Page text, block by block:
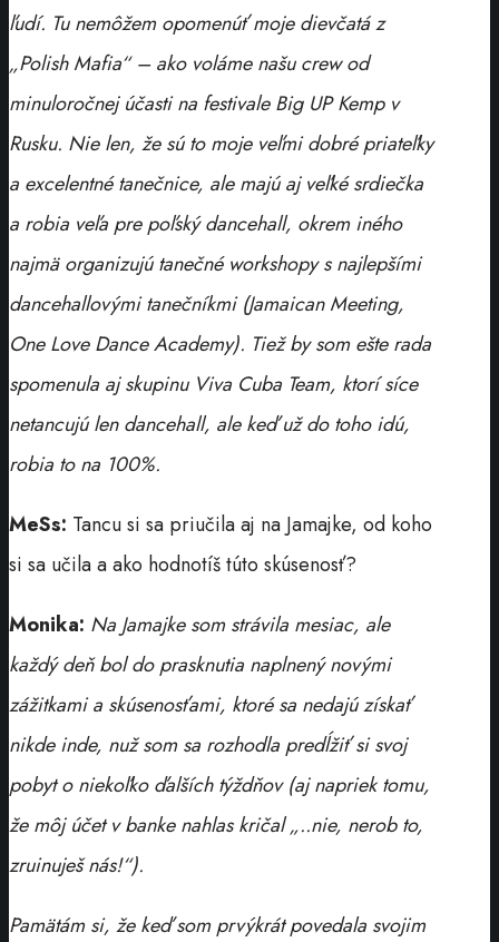
ľudí. Tu nemôžem opomenúť moje dievčatá z
„Polish Mafia“ – ako voláme našu crew od
minuloročnej účasti na festivale Big UP Kemp v
Rusku. Nie len, že sú to moje veľmi dobré priateľky
a excelentné tanečnice, ale majú aj veľké srdiečka
a robia veľa pre poľský dancehall, okrem iného
najmä organizujú tanečné workshopy s najlepšími
dancehallovými tanečníkmi (Jamaican Meeting,
One Love Dance Academy). Tiež by som ešte rada
spomenula aj skupinu Viva Cuba Team, ktorí síce
netancujú len dancehall, ale keď už do toho idú,
robia to na 100%.
MeSs: Tancu si sa priučila aj na Jamajke, od koho
si sa učila a ako hodnotíš túto skúsenosť?
Monika: Na Jamajke som strávila mesiac, ale
každý deň bol do prasknutia naplnený novými
zážitkami a skúsenosťami, ktoré sa nedajú získať
nikde inde, nuž som sa rozhodla predĺžiť si svoj
pobyt o niekoľko ďalších týždňov (aj napriek tomu,
že môj účet v banke nahlas kričal „..nie, nerob to,
zruinuješ nás!“).
Pamätám si, že keď som prvýkrát povedala svojim